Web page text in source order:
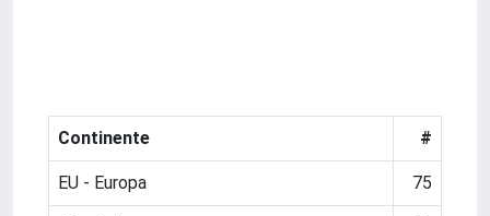
Continente #
EU - Europa 75